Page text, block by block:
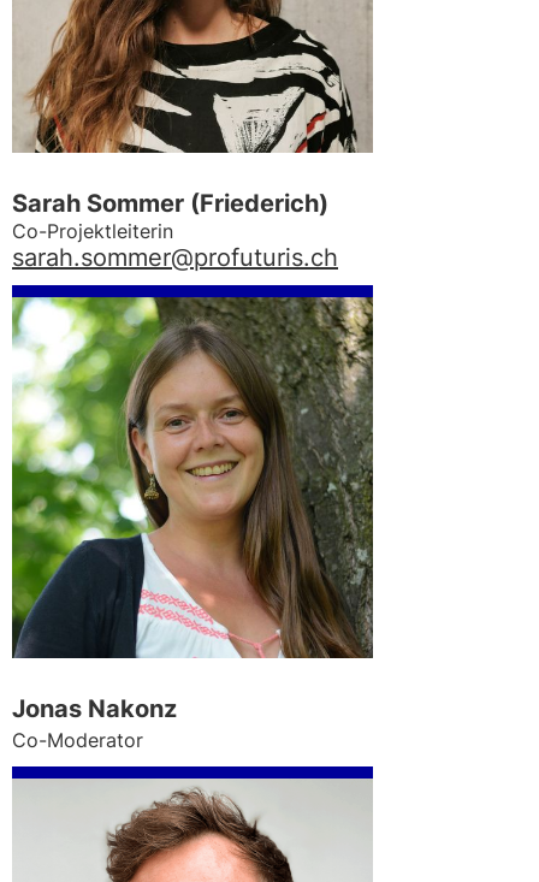
Sarah Sommer (Friederich)
Co-Projektleiterin
sarah.sommer@profuturis.ch
Jonas Nakonz
Co-Moderator